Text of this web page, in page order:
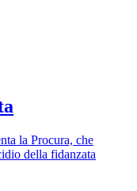
la Procura, che
della fidanzata